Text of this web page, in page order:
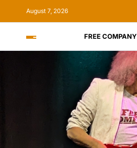
August 7, 2026
FREE COMPANY